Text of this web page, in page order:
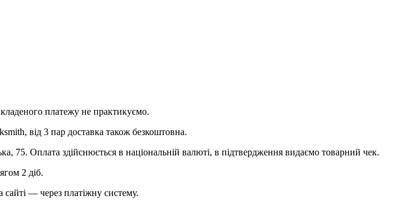
платежу не практикуємо.
від 3 пар доставка також безкоштовна.
75. Оплата здійснюється в національній валюті, в підтвердження видаємо товарний чек.
2 діб.
— через платіжну систему.